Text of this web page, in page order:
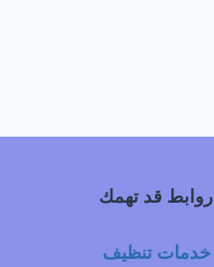
روابط قد تهمك
خدمات تنظيف